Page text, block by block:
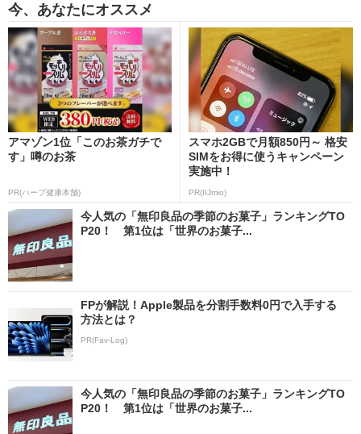
今、あなたにオススメ
アマゾン1位「このお茶ガチで
す」噂のお茶
PR(ハーブ健康本舗)
スマホ2GBで月額850円～ 格安
SIMをお得に使うキャンペーン
実施中！
PR(IIJmio)
今人気の「無印良品の季節のお菓子」ランキングTO
P20！ 第1位は「世界のお菓子...
FPが解説！Apple製品を分割手数料0円で入手する
方法とは？
PR(Fav-Log)
今人気の「無印良品の季節のお菓子」ランキングTO
P20！ 第1位は「世界のお菓子...